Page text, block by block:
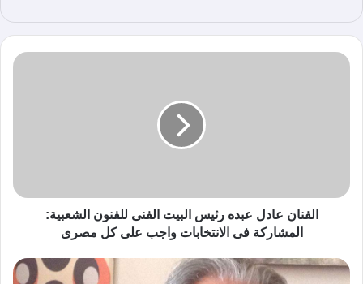
الوي
ب
الفنان عادل عبده رئيس البيت الفنى للفنون الشعبية:
المشاركة فى الانتخابات واجب على كل مصرى